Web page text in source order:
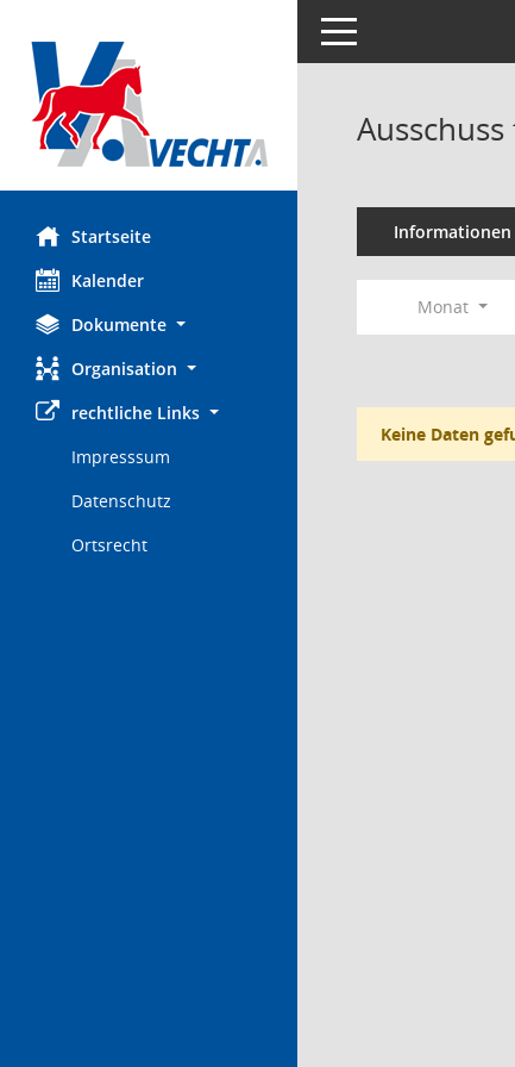
Startseite
Kalender
Dokumente
Organisation
rechtliche Links
Impresssum
Datenschutz
Ortsrecht
Toggle navigation
Informationen
Monat
Keine Daten